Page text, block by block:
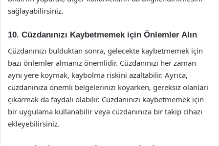
sağlayabilirsiniz.
10. Cüzdanınızı Kaybetmemek için Önlemler Alın
Cüzdanınızı bulduktan sonra, gelecekte kaybetmemek için
bazı önlemler almanız önemlidir. Cüzdanınızı her zaman
aynı yere koymak, kaybolma riskini azaltabilir. Ayrıca,
cüzdanınıza önemli belgelerinizi koyarken, gereksiz olanları
çıkarmak da faydalı olabilir. Cüzdanınızı kaybetmemek için
bir uygulama kullanabilir veya cüzdanınıza bir takip cihazı
ekleyebilirsiniz.